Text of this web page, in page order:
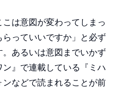
は意図が変わってしまっ
っていいですか」と必ず
あるいは意図までいかず
』で連載している『ミハ
などで読まれることが前